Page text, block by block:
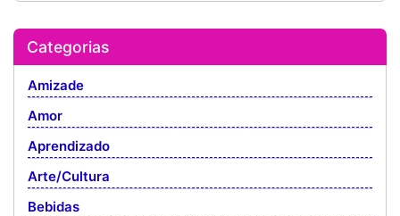
Categorias
Amizade
Amor
Aprendizado
Arte/Cultura
Bebidas